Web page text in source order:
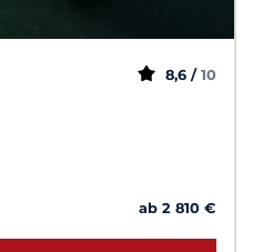
8,6 / 10
ab 2 810 €